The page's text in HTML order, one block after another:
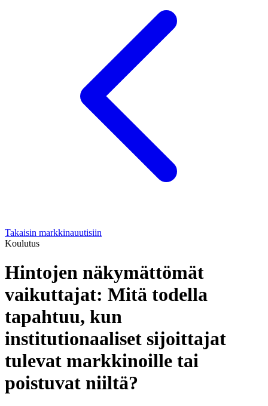
Takaisin markkinauutisiin
Koulutus
Hintojen näkymättömät
vaikuttajat: Mitä todella
tapahtuu, kun
institutionaaliset sijoittajat
tulevat markkinoille tai
poistuvat niiltä?